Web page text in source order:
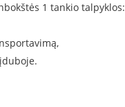
1 tankio talpyklos: